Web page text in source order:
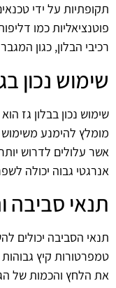
תקופתיות על ידי
פוטנציאליות כמו
רכיבי הבלון, כגון
שימוש נכון
שימוש נכון בבלון גז
מומלץ להימנע
אשר עלולים לדרוש
אנרגטי גבוה יכולה
תנאי סביבה
תנאי הסביבה יכולים
טמפרטורות קיץ
את הלחץ והכמות של